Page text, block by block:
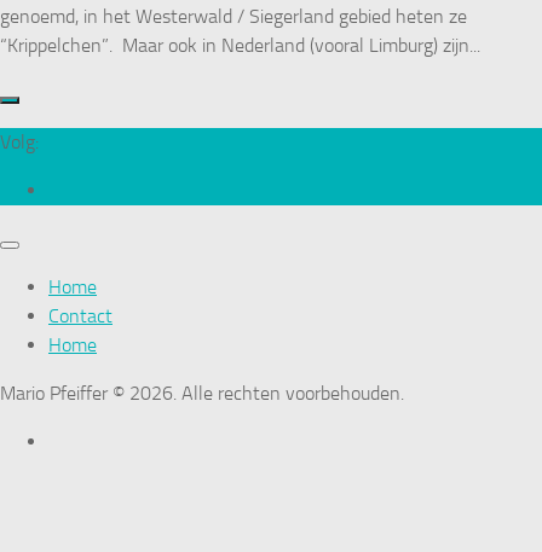
genoemd, in het Westerwald / Siegerland gebied heten ze
“Krippelchen”. Maar ook in Nederland (vooral Limburg) zijn...
Volg:
Home
Contact
Home
Mario Pfeiffer © 2026. Alle rechten voorbehouden.